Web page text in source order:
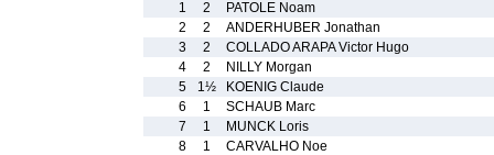
1
2
PATOLE Noam
2
2
ANDERHUBER Jonathan
3
2
COLLADO ARAPA Victor Hugo
4
2
NILLY Morgan
5
1½
KOENIG Claude
6
1
SCHAUB Marc
7
1
MUNCK Loris
8
1
CARVALHO Noe